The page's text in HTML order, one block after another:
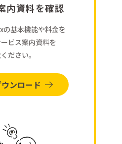
内資料を確認
基本機能や料金を
ビス案内資料を
ださい。
ンロード